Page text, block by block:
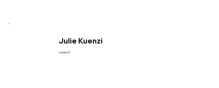
Julie Kuenzi
Lycée UC